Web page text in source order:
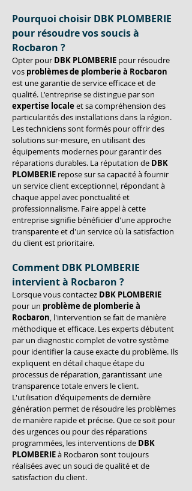
Pourquoi choisir DBK PLOMBERIE
pour résoudre vos soucis à
Rocbaron ?
Opter pour DBK PLOMBERIE pour résoudre
vos problèmes de plomberie à Rocbaron
est une garantie de service efficace et de
qualité. L'entreprise se distingue par son
expertise locale et sa compréhension des
particularités des installations dans la région.
Les techniciens sont formés pour offrir des
solutions sur-mesure, en utilisant des
équipements modernes pour garantir des
réparations durables. La réputation de DBK
PLOMBERIE repose sur sa capacité à fournir
un service client exceptionnel, répondant à
chaque appel avec ponctualité et
professionnalisme. Faire appel à cette
entreprise signifie bénéficier d'une approche
transparente et d'un service où la satisfaction
du client est prioritaire.
Comment DBK PLOMBERIE
intervient à Rocbaron ?
Lorsque vous contactez DBK PLOMBERIE
pour un problème de plomberie à
Rocbaron, l'intervention se fait de manière
méthodique et efficace. Les experts débutent
par un diagnostic complet de votre système
pour identifier la cause exacte du problème. Ils
expliquent en détail chaque étape du
processus de réparation, garantissant une
transparence totale envers le client.
L'utilisation d'équipements de dernière
génération permet de résoudre les problèmes
de manière rapide et précise. Que ce soit pour
des urgences ou pour des réparations
programmées, les interventions de DBK
PLOMBERIE à Rocbaron sont toujours
réalisées avec un souci de qualité et de
satisfaction du client.